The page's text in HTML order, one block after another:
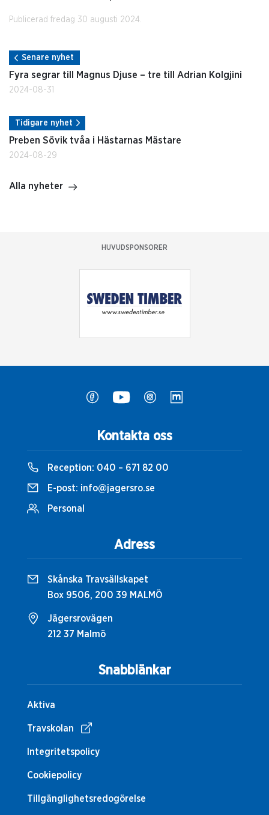
Publicerad fredag 30 augusti 2024.
Senare nyhet
Fyra segrar till Magnus Djuse – tre till Adrian Kolgjini
2024-08-31
Tidigare nyhet
Preben Sövik tvåa i Hästarnas Mästare
2024-08-29
Alla nyheter
HUVUDSPONSORER
Snabblänkar
Aktiva
Travskolan
Integritetspolicy
Cookiepolicy
Tillgänglighetsredogörelse
Kontakta oss
Reception: 040 – 671 82 00
E-post: info@jagersro.se
Personal
Adress
Skånska Travsällskapet
Box 9506, 200 39 MALMÖ
Jägersrovägen
212 37 Malmö